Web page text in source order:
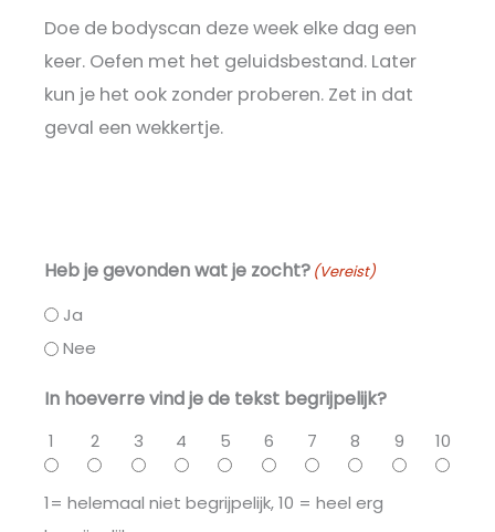
Doe de bodyscan deze week elke dag een
keer. Oefen met het geluidsbestand. Later
kun je het ook zonder proberen. Zet in dat
geval een wekkertje.
Heb je gevonden wat je zocht? (Vereist)
Ja
Nee
In hoeverre vind je de tekst begrijpelijk?
1 2 3 4 5 6 7 8 9 10
1= helemaal niet begrijpelijk, 10 = heel erg